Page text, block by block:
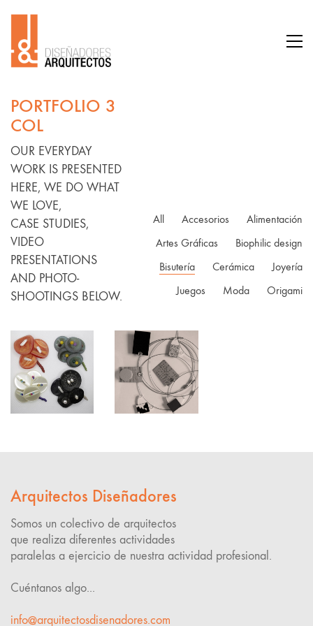
PORTFOLIO 3
COL
OUR EVERYDAY
WORK IS PRESENTED
HERE, WE DO WHAT
WE LOVE,
CASE STUDIES,
VIDEO
PRESENTATIONS
AND PHOTO-
SHOOTINGS BELOW.
All Accesorios
Alimentación
Artes Gráficas
Biophilic design
Bisutería
Cerámica
Joyería
Juegos
Moda Origami
Arquitectos Diseñadores
Somos un colectivo de arquitectos
que realiza diferentes actividades
paralelas a ejercicio de nuestra actividad profesional.
Cuéntanos algo...
info@arquitectosdisenadores.com